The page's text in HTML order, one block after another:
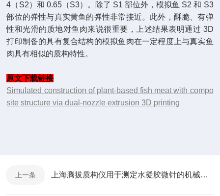
4（S2）和 0.65（S3）。除了 S1 部位外，模拟鱼 S2 和 S3
部位的弹性与真实黄鱼的弹性非常接近。此外，酥脆、有弹
性和光滑的质地对鱼肉来说很重要，上述结果表明通过 3D
打印制备的具有复合结构的模拟鱼肉在一定程度上与真实鱼
肉具有相似的质构特性。
原文下载链接
Simulated construction of plant-based fish meat with compo
site structure via dual-nozzle extrusion 3D printing
上一条 上海腾拔质构仪用于测定水凝胶微针的机械性能